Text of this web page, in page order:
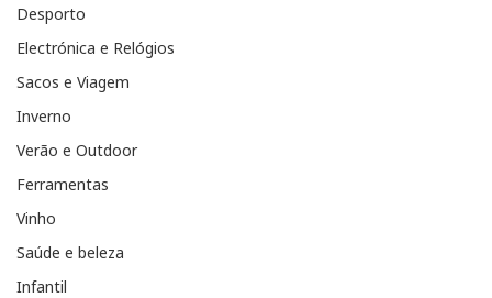
Desporto
Electrónica e Relógios
Sacos e Viagem
Inverno
Verão e Outdoor
Ferramentas
Vinho
Saúde e beleza
Infantil